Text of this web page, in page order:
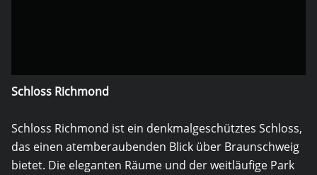
Schloss Richmond
Schloss Richmond ist ein denkmalgeschütztes Schloss,
das einen atemberaubenden Blick über Braunschweig
bietet. Die eleganten Räume und der weitläufige Park